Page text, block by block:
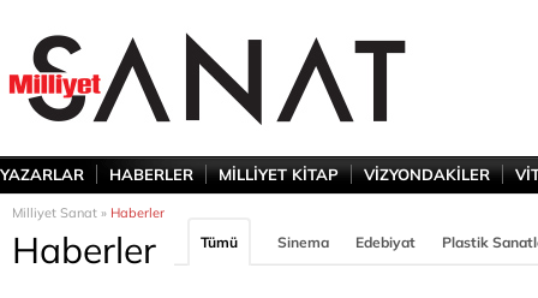
YAZARLAR HABERLER MİLLİYET KİTAP VİZYONDAKİLER
Milliyet Sanat » Haberler
Haberler Tümü Sinema Edebiyat Plastik